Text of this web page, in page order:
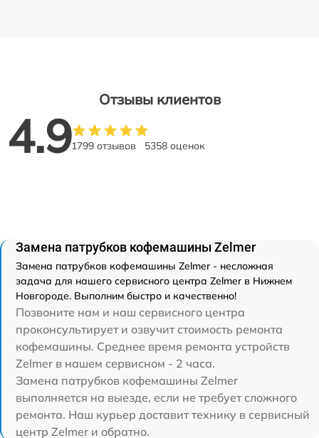
Отзывы клиентов
4.91799 отзывов 5358 оценок
Замена патрубков кофемашины Zelmer
Замена патрубков кофемашины Zelmer - несложная
задача для нашего сервисного центра Zelmer в Нижнем
Новгороде. Выполним быстро и качественно!
Позвоните нам и наш сервисного центра
проконсультирует и озвучит стоимость ремонта
кофемашины. Среднее время ремонта устройств
Zelmer в нашем сервисном - 2 часа.
Замена патрубков кофемашины Zelmer
выполняется на выезде, если не требует сложного
ремонта. Наш курьер доставит технику в сервисный
центр Zelmer и обратно.